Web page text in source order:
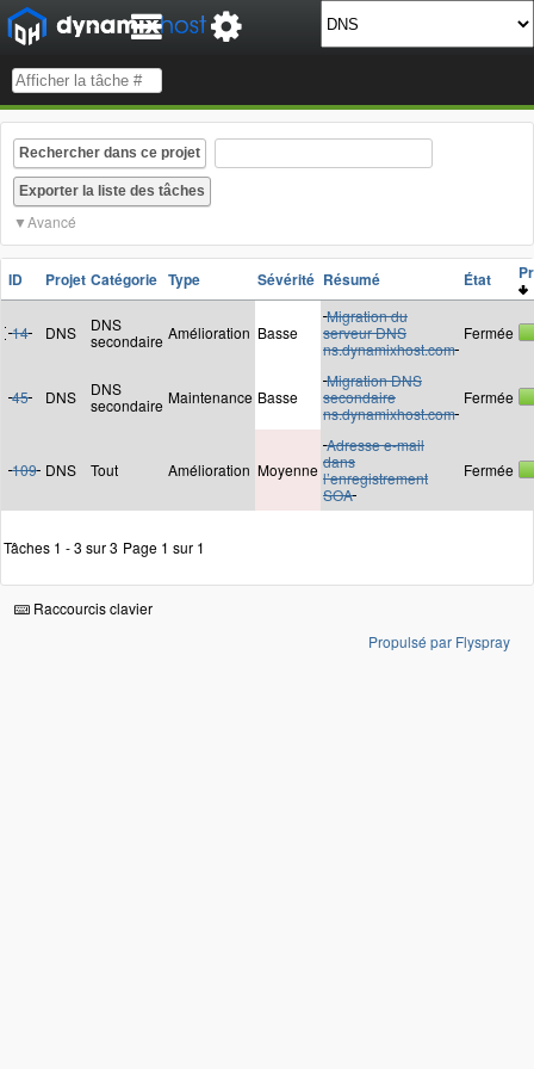
Rechercher dans ce projet
Avancé
ID Projet Catégorie Type Sévérité Résumé État
14 DNS
DNS
secondaire Amélioration Basse
Migration du
serveur DNS
ns.dynamixhost.com
Fermée
45 DNS
DNS
secondaire Maintenance Basse
Migration DNS
secondaire
ns.dynamixhost.com
Fermée
109 DNS Tout Amélioration Moyenne
Adresse e-mail
dans
l’enregistrement
SOA
Fermée
Tâches 1 - 3 sur 3 Page 1 sur 1
Raccourcis clavier
Propulsé par Flyspray